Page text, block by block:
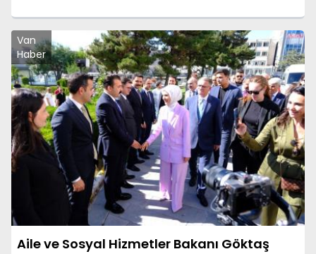
Van
Haber
Aile ve Sosyal Hizmetler Bakanı Göktaş